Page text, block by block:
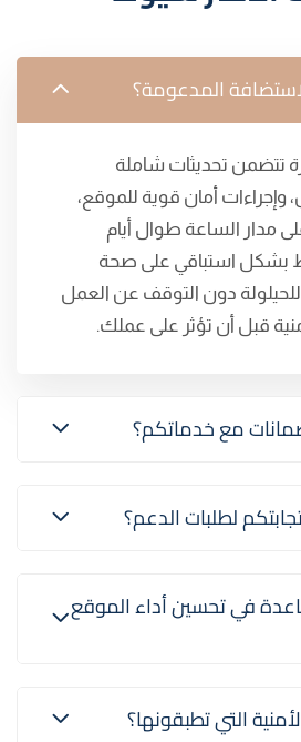
المدعومة؟
تتضمن تحديثات شاملة
أمان قوية للموقع،
مدار الساعة طوال أيام
بشكل استباقي على صحة
دون التوقف عن العمل
قبل أن تؤثر على عملك.
مع خدماتكم؟
لطلبات الدعم؟
في تحسين أداء الموقع
التي تطبقونها؟